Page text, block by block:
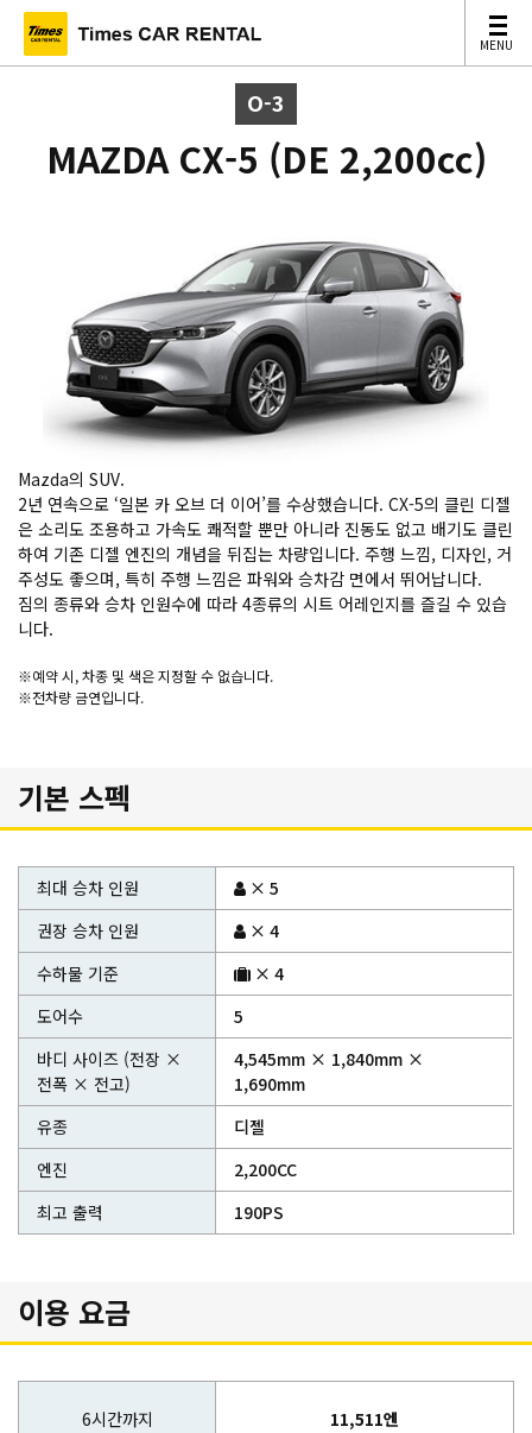
MENU
MENU
O-3
MAZDA CX-5 (DE 2,200cc)
Mazda의 SUV.
2년 연속으로 ‘일본 카 오브 더 이어’를 수상했습니다. CX-5의 클린 디젤
은 소리도 조용하고 가속도 쾌적할 뿐만 아니라 진동도 없고 배기도 클린
하여 기존 디젤 엔진의 개념을 뒤집는 차량입니다. 주행 느낌, 디자인, 거
주성도 좋으며, 특히 주행 느낌은 파워와 승차감 면에서 뛰어납니다.
짐의 종류와 승차 인원수에 따라 4종류의 시트 어레인지를 즐길 수 있습
니다.
※예약 시, 차종 및 색은 지정할 수 없습니다.
※전차량 금연입니다.
기본 스펙
최대 승차 인원
× 5
권장 승차 인원
× 4
수하물 기준
× 4
도어수
5
바디 사이즈 (전장 ×
전폭 × 전고)
4,545mm × 1,840mm ×
1,690mm
유종
디젤
엔진
2,200CC
최고 출력
190PS
이용 요금
6시간까지 11,511엔